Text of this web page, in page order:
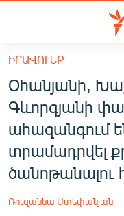
Մատչելիության
հիմնական
բովանդակությանը
Անցնել
հիմնական
մենյուին
Որոնում
ՀԱՅԱՍՏԱՆ
ՔԱՂԱՔԱԿԱՆ
ԸՆՏՐՈՒԹՅՈՒՆՆԵՐ
ԻՐԱՎՈՒՆՔ
ՀԱՍԱՐԱԿՈՒԹՅՈՒՆ
ԻՐԱՎՈՒՆՔ
Օհանյանի,
Գևորգյանի
ահազանգում
տրամադրվել
ծանոթանալու
Ռուզաննա Ստեփանյան